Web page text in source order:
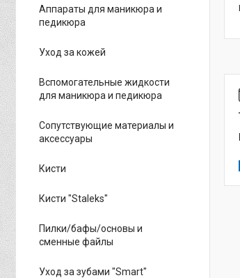
Аппараты для маникюра и
педикюра
Уход за кожей
Вспомогательные жидкости
для маникюра и педикюра
Сопутствующие материалы и
аксессуары
Кисти
Кисти "Staleks"
Пилки/бафы/основы и
сменные файлы
Уход за зубами "Smart"